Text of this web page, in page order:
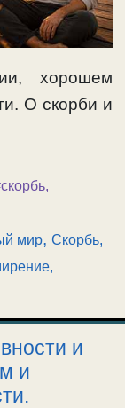
хорошем
О скорби и
,
мир,Скорбь,
и
и